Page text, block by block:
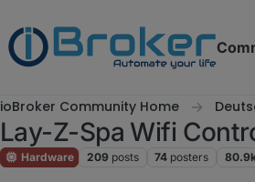
ioBroker Community Home
Lay-Z-Spa Wifi
Hardware 209 posts 74 posters